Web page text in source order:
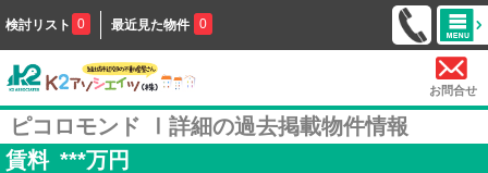
検討リスト 0 最近見た物件 0
お問合せ
ピコロモンド Ⅰ詳細の過去掲載物件情報
賃料 ***万円